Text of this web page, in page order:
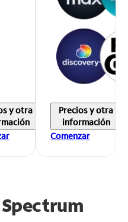
y otra
Precios y otra
información
Comenzar